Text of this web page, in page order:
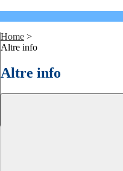
Home >
Altre info
Altre info